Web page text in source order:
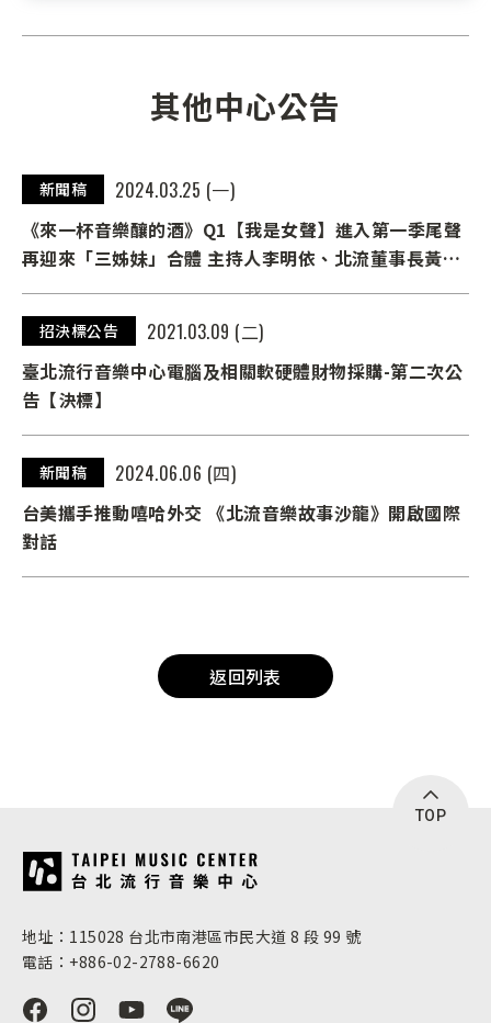
其他中心公告
新聞稿
2024.03.25 (一)
《來一杯音樂釀的酒》Q1【我是女聲】進入第一季尾聲
再迎來「三姊妹」合體 主持人李明依、北流董事長黃韻
玲及娃娃金智娟互爆往事
招決標公告
2021.03.09 (二)
臺北流行音樂中心電腦及相關軟硬體財物採購-第二次公
告【決標】
新聞稿
2024.06.06 (四)
台美攜手推動嘻哈外交 《北流音樂故事沙龍》開啟國際
對話
返回列表
TOP
:::
地址：115028 台北市南港區市民大道 8 段 99 號
電話：+886-02-2788-6620